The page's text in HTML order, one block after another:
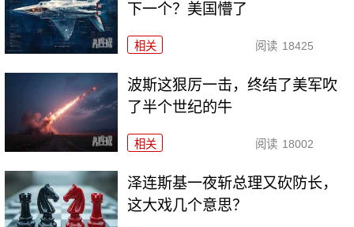
下一个？美国懵了
相关 阅读 18425
波斯这狠厉一击，终结了美军吹
了半个世纪的牛
相关 阅读 18002
泽连斯基一夜斩总理又砍防长，
这大戏几个意思？